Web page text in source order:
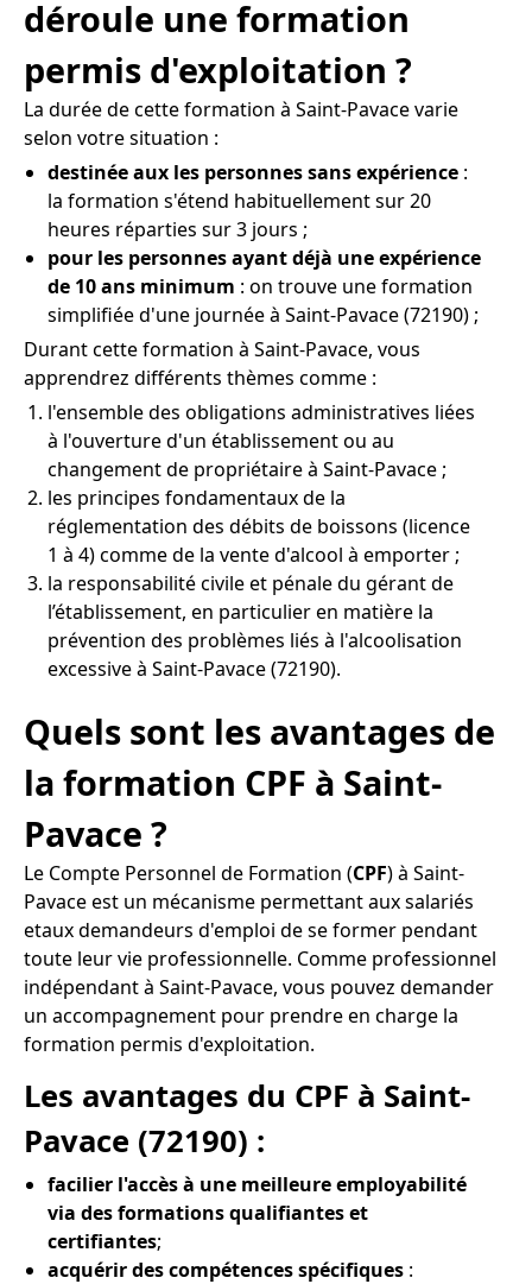
déroule une formation
permis d'exploitation ?
La durée de cette formation à Saint-Pavace varie
selon votre situation :
destinée aux les personnes sans expérience :
la formation s'étend habituellement sur 20
heures réparties sur 3 jours ;
pour les personnes ayant déjà une expérience
de 10 ans minimum : on trouve une formation
simplifiée d'une journée à Saint-Pavace (72190) ;
Durant cette formation à Saint-Pavace, vous
apprendrez différents thèmes comme :
l'ensemble des obligations administratives liées
à l'ouverture d'un établissement ou au
changement de propriétaire à Saint-Pavace ;
les principes fondamentaux de la
réglementation des débits de boissons (licence
1 à 4) comme de la vente d'alcool à emporter ;
la responsabilité civile et pénale du gérant de
l’établissement, en particulier en matière la
prévention des problèmes liés à l'alcoolisation
excessive à Saint-Pavace (72190).
Quels sont les avantages de
la formation CPF à Saint-
Pavace ?
Le Compte Personnel de Formation (CPF) à Saint-
Pavace est un mécanisme permettant aux salariés
etaux demandeurs d'emploi de se former pendant
toute leur vie professionnelle. Comme professionnel
indépendant à Saint-Pavace, vous pouvez demander
un accompagnement pour prendre en charge la
formation permis d'exploitation.
Les avantages du CPF à Saint-
Pavace (72190) :
facilier l'accès à une meilleure employabilité
via des formations qualifiantes et
certifiantes;
acquérir des compétences spécifiques :